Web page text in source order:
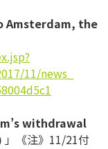
Amsterdam, the
11/news_
’s withdrawal
」《注》11/21付